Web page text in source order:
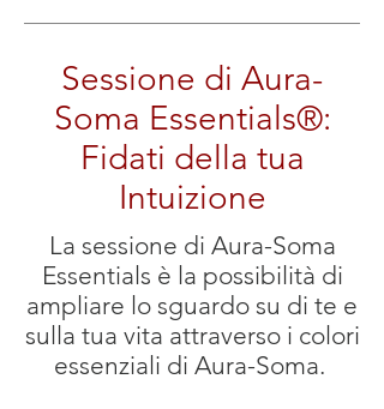
Sessione di Aura-
Soma Essentials®:
Fidati della tua
Intuizione
La sessione di Aura-Soma
Essentials è la possibilità di
ampliare lo sguardo su di te e
sulla tua vita attraverso i colori
essenziali di Aura-Soma.